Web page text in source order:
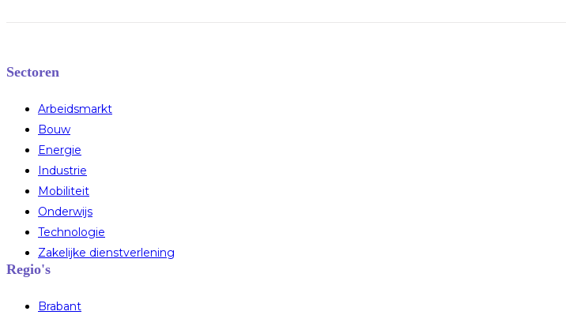
Sectoren
Arbeidsmarkt
Bouw
Energie
Industrie
Mobiliteit
Onderwijs
Technologie
Zakelijke dienstverlening
Regio's
Brabant